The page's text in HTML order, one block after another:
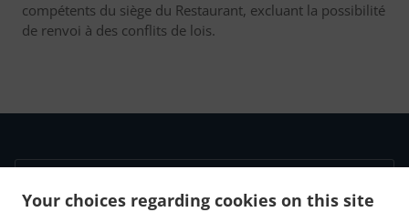
Your choices regarding cookies on this site
compétents du siège du Restaurant, excluant la possibilité
de renvoi à des conflits de lois.
Privacy policy . Terms of service . Cookie Policy Changes